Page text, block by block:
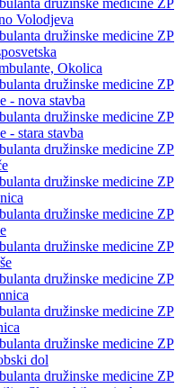
družinske medicine ZP
Volodjeva
družinske medicine ZP
Okolica
družinske medicine ZP
- nova stavba
družinske medicine ZP
- stara stavba
družinske medicine ZP
družinske medicine ZP
družinske medicine ZP
družinske medicine ZP
družinske medicine ZP
družinske medicine ZP
družinske medicine ZP
dol
družinske medicine ZP